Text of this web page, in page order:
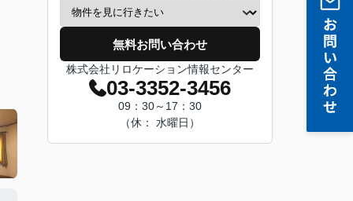
無料お問い合わせ
株式会社リロケーション情報センター
03-3352-3456
09：30～17：30
（休： 水曜日）